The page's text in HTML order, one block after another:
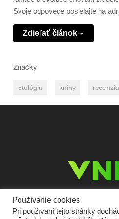
Svoje odpovede posielajte na
Zdieľať článok
Značky
etológia knihy recenzia
Používanie cookies
Pri používaní tejto stránky